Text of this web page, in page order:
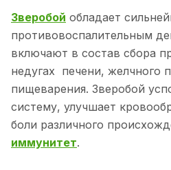
Зверобой обладает
противовоспалительным
включают в состав сбора
недугах печени, желчного
пищеварения. Зверобой
систему, улучшает
боли различного
иммунитет.